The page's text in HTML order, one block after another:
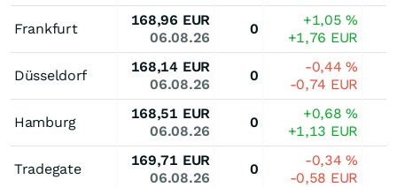
Frankfurt
168,96 EUR
06.08.26
0
+1,05%
+1,76 EUR
Düsseldorf
168,14 EUR
06.08.26
0
-0,44%
-0,74 EUR
Hamburg
168,51 EUR
06.08.26
0
+0,68%
+1,13 EUR
Tradegate
169,71 EUR
06.08.26
0
-0,34%
-0,58 EUR